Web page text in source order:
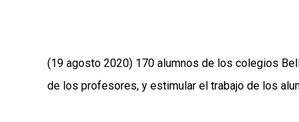
(19 agosto 2020) 170 alumnos de los colegios
de los profesores, y estimular el trabajo de los